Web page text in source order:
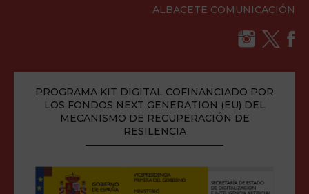
ALBACETE COMUNICACIÓN
PROGRAMA KIT DIGITAL COFINANCIADO POR
LOS FONDOS NEXT GENERATION (EU) DEL
MECANISMO DE RECUPERACIÓN DE
RESILENCIA